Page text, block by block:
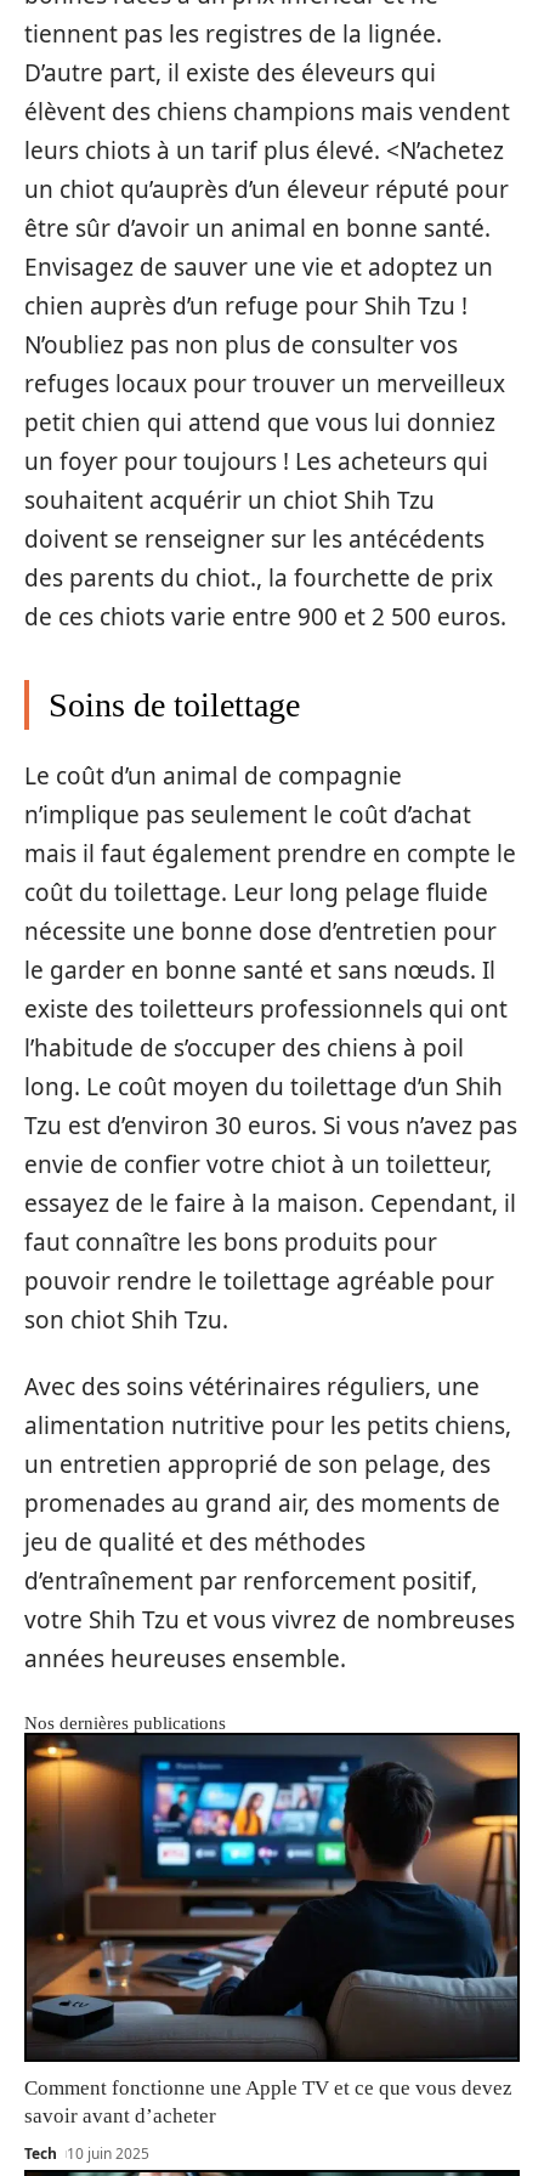
tiennent pas les registres de la lignée.
D’autre part, il existe des éleveurs qui
élèvent des chiens champions mais vendent
leurs chiots à un tarif plus élevé. <N’achetez
un chiot qu’auprès d’un éleveur réputé pour
être sûr d’avoir un animal en bonne santé.
Envisagez de sauver une vie et adoptez un
chien auprès d’un refuge pour Shih Tzu !
N’oubliez pas non plus de consulter vos
refuges locaux pour trouver un merveilleux
petit chien qui attend que vous lui donniez
un foyer pour toujours ! Les acheteurs qui
souhaitent acquérir un chiot Shih Tzu
doivent se renseigner sur les antécédents
des parents du chiot., la fourchette de prix
de ces chiots varie entre 900 et 2 500 euros.
Soins de toilettage
Le coût d’un animal de compagnie
n’implique pas seulement le coût d’achat
mais il faut également prendre en compte le
coût du toilettage. Leur long pelage fluide
nécessite une bonne dose d’entretien pour
le garder en bonne santé et sans nœuds. Il
existe des toiletteurs professionnels qui ont
l’habitude de s’occuper des chiens à poil
long. Le coût moyen du toilettage d’un Shih
Tzu est d’environ 30 euros. Si vous n’avez pas
envie de confier votre chiot à un toiletteur,
essayez de le faire à la maison. Cependant, il
faut connaître les bons produits pour
pouvoir rendre le toilettage agréable pour
son chiot Shih Tzu.
Avec des soins vétérinaires réguliers, une
alimentation nutritive pour les petits chiens,
un entretien approprié de son pelage, des
promenades au grand air, des moments de
jeu de qualité et des méthodes
d’entraînement par renforcement positif,
votre Shih Tzu et vous vivrez de nombreuses
années heureuses ensemble.
Nos dernières publications
Comment fonctionne une Apple TV et ce que vous devez
savoir avant d’acheter
Tech 10 juin 2025